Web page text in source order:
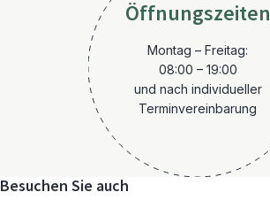
Öffnungszeiten
Montag – Freitag:
08:00 – 19:00
und nach individueller
Terminvereinbarung
Besuchen Sie auch